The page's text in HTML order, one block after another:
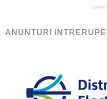
ANUNTURI